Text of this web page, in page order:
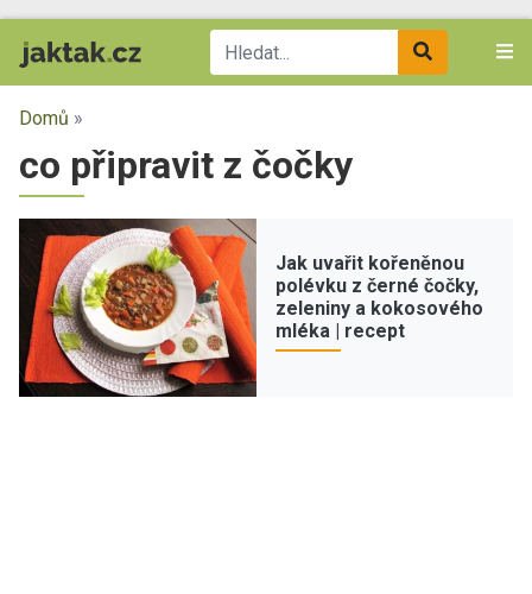
Domů »
co připravit z čočky
Jak uvařit kořeněnou
polévku z černé čočky,
zeleniny a kokosového
mléka | recept